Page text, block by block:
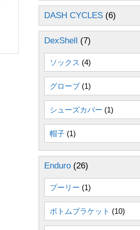
DASH CYCLES (6)
DexShell (7)
ソックス (4)
グローブ (1)
シューズカバー (1)
帽子 (1)
Enduro (26)
プーリー (1)
ボトムブラケット (10)